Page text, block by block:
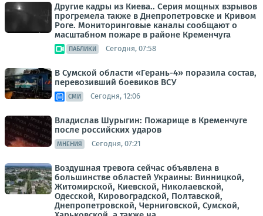
Другие кадры из Киева.. Серия мощных взрывов
прогремела также в Днепропетровске и Кривом
Роге. Мониторинговые каналы сообщают о
масштабном пожаре в районе Кременчуга
ПАБЛИКИ Сегодня, 07:58
В Сумской области «Герань-4» поразила состав,
перевозивший боевиков ВСУ
СМИ Сегодня, 12:06
Владислав Шурыгин: Пожарище в Кременчуге
после российских ударов
МНЕНИЯ Сегодня, 07:21
Воздушная тревога сейчас объявлена в
большинстве областей Украины: Винницкой,
Житомирской, Киевской, Николаевской,
Одесской, Кировоградской, Полтавской,
Днепропетровской, Черниговской, Сумской,